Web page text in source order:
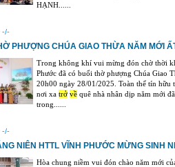
HẠNH......
-/-
PHƯỢNG CHÚA GIAO THỪA NĂM MỚI
Trong không khí vui mừng đón chờ thời
Phước đã có buổi thờ phượng Chúa Giao
20h00 ngày 28/01/2025. Toàn thể tín
nơi xa trở về quê nhà nhân dịp năm mới
trong......
-/-
NIÊN HTTL VĨNH PHƯỚC MỪNG SINH
Hòa chung niềm vui đón chào năm mới